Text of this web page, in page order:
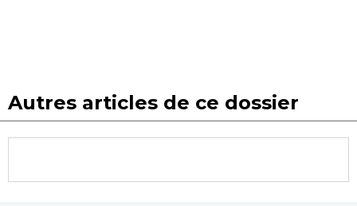
Autres articles de ce dossier